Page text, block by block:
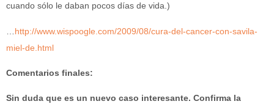
cuando sólo le daban pocos días de vida.)
http://www.wispoogle.com/2009/08/cura-del-cancer-con-savila-
miel-de.html
Comentarios finales:
Sin duda que es un nuevo caso interesante. Confirma la